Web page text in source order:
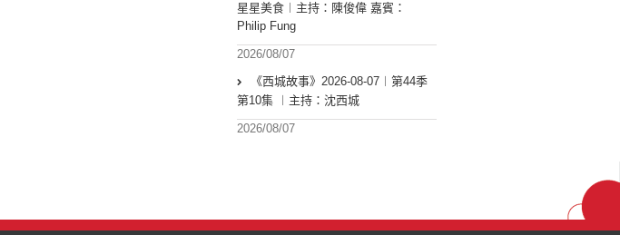
星星美食︱主持：陳俊偉 嘉賓：
Philip Fung
2026/08/07
《西城故事》2026-08-07︱第44季
第10集 ︱主持：沈西城
2026/08/07